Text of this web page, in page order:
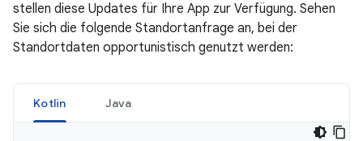
stellen diese Updates für Ihre App zur Verfügung. Sehen
Sie sich die folgende Standortanfrage an, bei der
Standortdaten opportunistisch genutzt werden:
Kotlin Java